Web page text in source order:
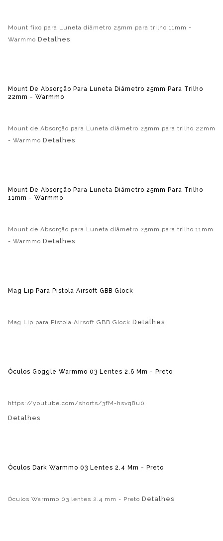
Mount fixo para Luneta diâmetro 25mm para trilho 11mm -
Warmmo Detalhes
Mount De Absorção Para Luneta Diâmetro 25mm Para Trilho
22mm - Warmmo
Mount de Absorção para Luneta diâmetro 25mm para trilho 22mm
- Warmmo Detalhes
Mount De Absorção Para Luneta Diâmetro 25mm Para Trilho
11mm - Warmmo
Mount de Absorção para Luneta diâmetro 25mm para trilho 11mm
- Warmmo Detalhes
Mag Lip Para Pistola Airsoft GBB Glock
Mag Lip para Pistola Airsoft GBB Glock Detalhes
Óculos Goggle Warmmo 03 Lentes 2.6 Mm - Preto
https://youtube.com/shorts/3fM-hsvq8u0
Detalhes
Óculos Dark Warmmo 03 Lentes 2.4 Mm - Preto
Óculos Warmmo 03 lentes 2.4 mm - Preto Detalhes